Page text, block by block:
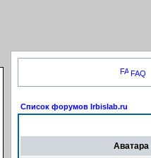
FAQ
Список форумов Irbislab.ru
Аватара